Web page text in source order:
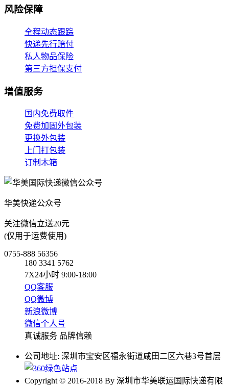
风险保障
全程动态跟踪
快递先行赔付
私人物品保险
第三方担保支付
增值服务
国内免费取件
免费加固外包装
更换外包装
上门打包装
订制木箱
华美快递公众号
关注微信立送20元
(仅用于运费使用)
0755-888 56356
180 3341 5762
7X24小时 9:00-18:00
QQ客服
QQ微博
新浪微博
微信个人号
真诚服务 品牌信赖
公司地址: 深圳市宝安区福永街道咸田二区六巷3号首层
Copyright © 2016-2018 By 深圳市华美联运国际快递有限